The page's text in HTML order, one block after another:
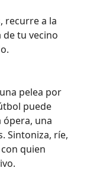
recurre a la
tu vecino
pelea por
puede
una
Sintoniza, ríe,
quien